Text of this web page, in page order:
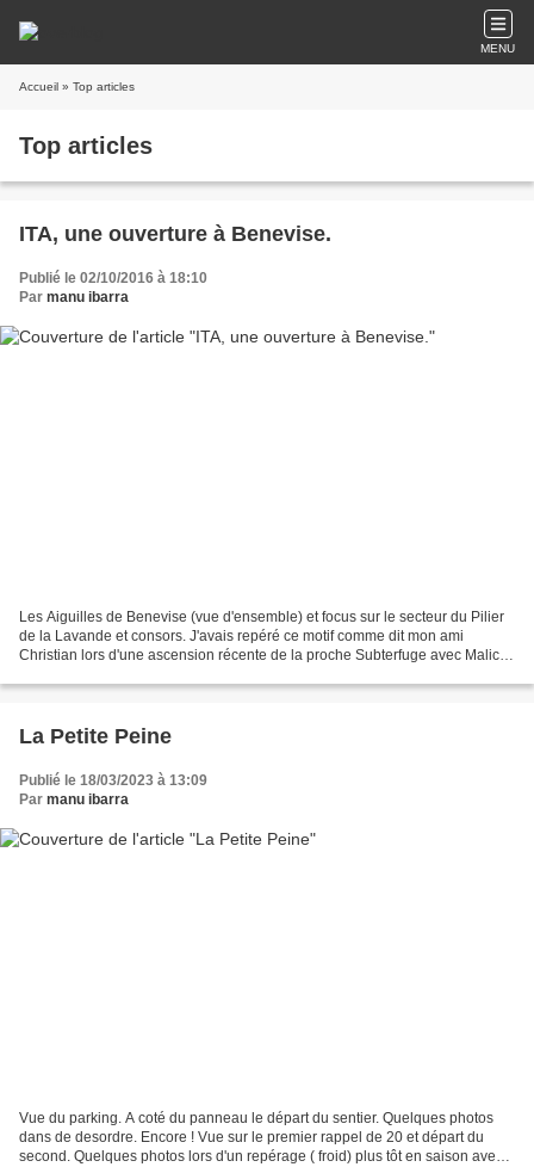
MENU
Accueil » Top articles
Top articles
ITA, une ouverture à Benevise.
Publié le 02/10/2016 à 18:10
Par manu ibarra
Les Aiguilles de Benevise (vue d'ensemble) et focus sur le secteur du Pilier
de la Lavande et consors. J'avais repéré ce motif comme dit mon ami
Christian lors d'une ascension récente de la proche Subterfuge avec Malick.
La Petite Peine
Publié le 18/03/2023 à 13:09
Par manu ibarra
Vue du parking. A coté du panneau le départ du sentier. Quelques photos
dans de desordre. Encore ! Vue sur le premier rappel de 20 et départ du
second. Quelques photos lors d'un repérage ( froid) plus tôt en saison avec